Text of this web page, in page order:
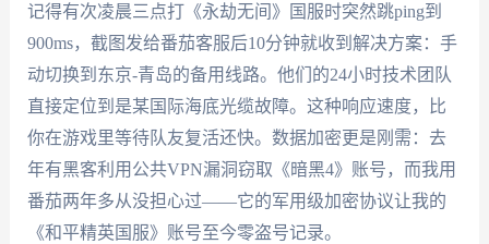
记得有次凌晨三点打《永劫无间》国服时突然跳ping到
900ms，截图发给番茄客服后10分钟就收到解决方案：手
动切换到东京-青岛的备用线路。他们的24小时技术团队
直接定位到是某国际海底光缆故障。这种响应速度，比
你在游戏里等待队友复活还快。数据加密更是刚需：去
年有黑客利用公共VPN漏洞窃取《暗黑4》账号，而我用
番茄两年多从没担心过——它的军用级加密协议让我的
《和平精英国服》账号至今零盗号记录。